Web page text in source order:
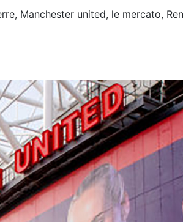
Manchester united, le mercato,